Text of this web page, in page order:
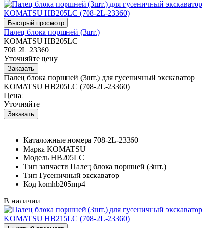
Палец блока поршней (3шт.)
KOMATSU HB205LC
708-2L-23360
Уточняйте цену
Палец блока поршней (3шт.) для гусеничный экскаватор
KOMATSU HB205LC (708-2L-23360)
Цена:
Уточняйте
Каталожные номера 708-2L-23360
Марка KOMATSU
Модель HB205LC
Тип запчасти Палец блока поршней (3шт.)
Тип Гусеничный экскаватор
Код komhb205mp4
В наличии